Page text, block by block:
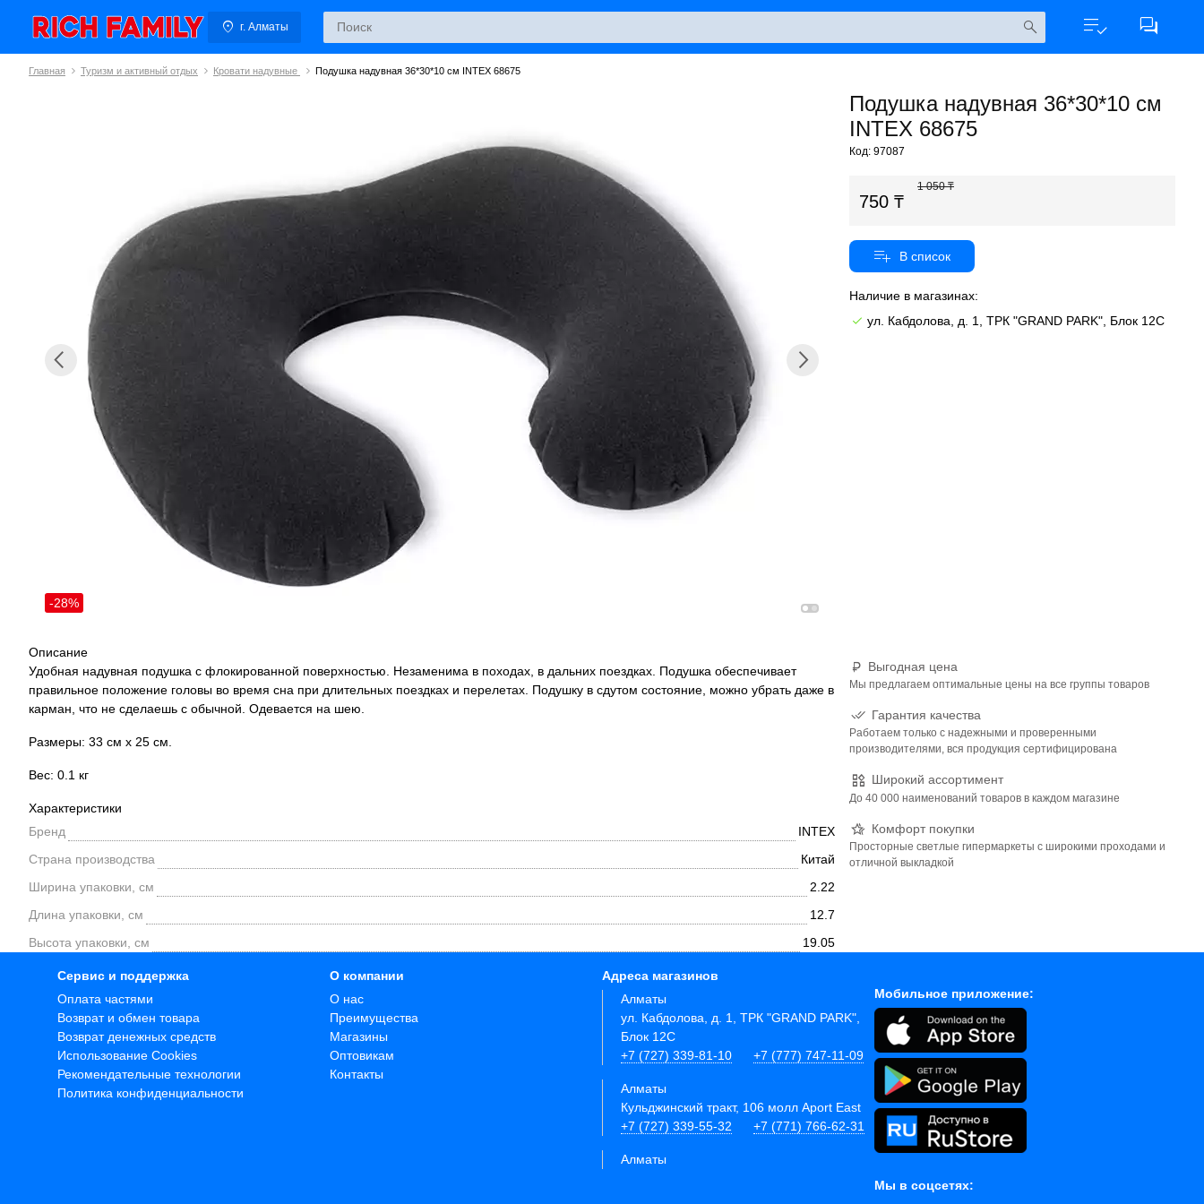
г. Алматы
Главная Туризм и активный отдых Кровати надувные Подушка надувная 36*30*10 см INTEX 68675
Подушка надувная 36*30*10 см
INTEX 68675
Код: 97087
-28%
750
1 050
Наличие в магазинах:
ул. Кабдолова, д. 1, ТРК "GRAND PARK", Блок 12C
Описание
Удобная надувная подушка с флокированной поверхностью. Незаменима в походах, в дальних поездках. Подушка обеспечивает
правильное положение головы во время сна при длительных поездках и перелетах. Подушку в сдутом состояние, можно убрать даже в
карман, что не сделаешь с обычной. Одевается на шею.
Размеры: 33 см х 25 см.
Вес: 0.1 кг
Выгодная цена
Мы предлагаем оптимальные цены на все группы товаров
Гарантия качества
Работаем только с надежными и проверенными
производителями, вся продукция сертифицирована
Широкий ассортимент
До 40 000 наименований товаров в каждом магазине
Комфорт покупки
Просторные светлые гипермаркеты с широкими проходами и
отличной выкладкой
Характеристики
Бренд
INTEX
Страна производства
Китай
Ширина упаковки, см
2.22
Длина упаковки, см
12.7
Высота упаковки, см
19.05
Сервис и поддержка
Оплата частями
Возврат и обмен товара
Возврат денежных средств
Использование Cookies
Рекомендательные технологии
Политика конфиденциальности
О компании
О нас
Преимущества
Магазины
Оптовикам
Контакты
Адреса магазинов
Алматы
ул. Кабдолова, д. 1, ТРК "GRAND PARK",
Блок 12C
+7 (727) 339-81-10
+7 (777) 747-11-09
Алматы
Кульджинский тракт, 106 молл Aport East
+7 (727) 339-55-32
+7 (771) 766-62-31
Алматы
Мобильное приложение:
Мы в соцсетях: